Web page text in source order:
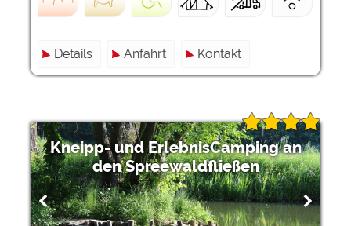
Details Anfahrt Kontakt
Kneipp- und ErlebnisCamping an
den Spreewaldfließen